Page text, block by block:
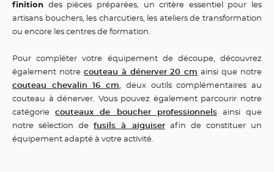
finition des pièces préparées, un critère essentiel pour les
artisans bouchers, les charcutiers, les ateliers de transformation
ou encore les centres de formation.
Pour compléter votre équipement de découpe, découvrez
également notre couteau à dénerver 20 cm ainsi que notre
couteau chevalin 16 cm, deux outils complémentaires au
couteau à dénerver. Vous pouvez également parcourir notre
catégoriecouteaux de boucher professionnelsainsi que
notre sélection defusils à aiguiserafin de constituer un
équipement adapté à votre activité.